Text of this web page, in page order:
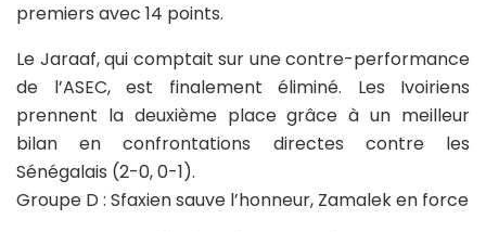
premiers avec 14 points.
Le Jaraaf, qui comptait sur une contre-performance
de l’ASEC, est finalement éliminé. Les Ivoiriens
prennent la deuxième place grâce à un meilleur
bilan en confrontations directes contre les
Sénégalais (2-0, 0-1).
Groupe D : Sfaxien sauve l’honneur, Zamalek en force